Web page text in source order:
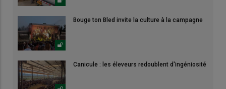
Bouge ton Bled invite la culture à la campagne
Canicule : les éleveurs redoublent d'ingéniosité